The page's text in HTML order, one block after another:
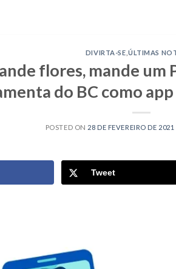
DIVIRTA-SE ,ÚLTIMAS
flores, mande
do BC como
POSTED ON 28 DE FEVEREIRO DE 2021
Tweet